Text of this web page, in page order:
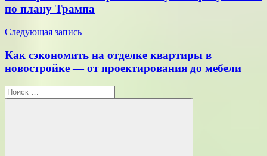
записям
по плану Трампа
Следующая запись
Как сэкономить на отделке квартиры в
новостройке — от проектирования до мебели
Поиск
для: